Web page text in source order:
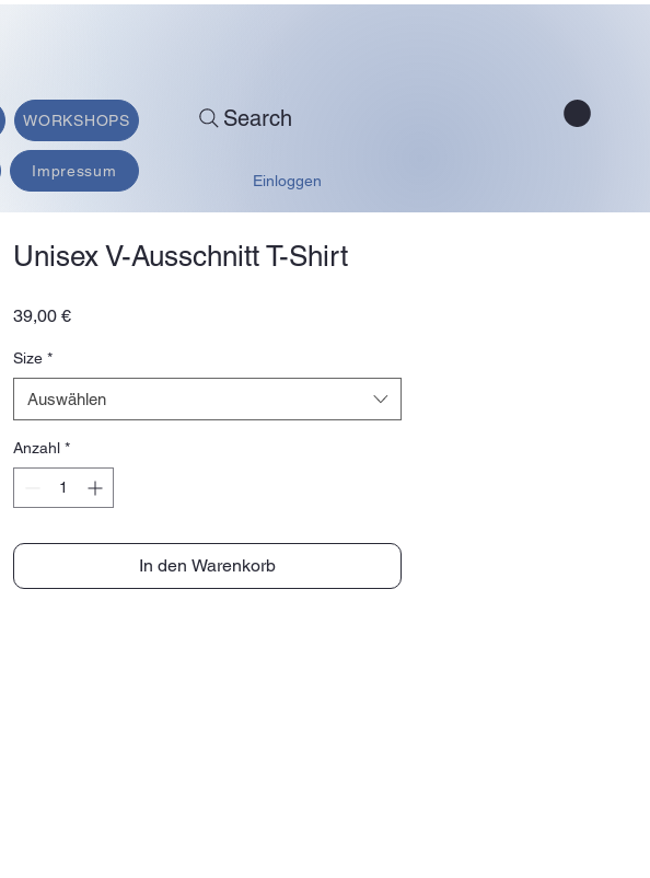
Search
Einloggen
WORKSHOPS
Impressum
Unisex V-Ausschnitt T-Shirt
39,00 €Preis
Size *
Auswählen
Anzahl *
In den Warenkorb